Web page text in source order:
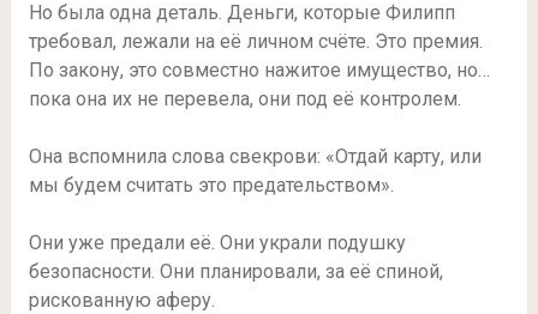
Но была одна деталь. Деньги, которые Филипп
требовал, лежали на её личном счёте. Это премия.
По закону, это совместно нажитое имущество, но…
пока она их не перевела, они под её контролем.
Она вспомнила слова свекрови: «Отдай карту, или
мы будем считать это предательством».
Они уже предали её. Они украли подушку
безопасности. Они планировали, за её спиной,
рискованную аферу.